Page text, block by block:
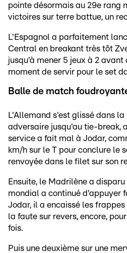
pointe désormais au 29e rang
victoires sur terre battue, un
L'Espagnol a parfaitement
Central en breakant très tôt
jusqu'à mener 5 jeux à 2 avant
moment de servir pour le set
Balle de match
L'Allemand s'est glissé dans la
adversaire jusqu'au tie-break,
service a fait mal à Jodar,
km/h sur le T pour conclure le
renvoyée dans le filet sur son
Ensuite, le Madrilène a
mondial a continué d'appuyer
Jodar, il a encaissé les
la faute sur revers, encore,
fois.
Puis une deuxième sur une